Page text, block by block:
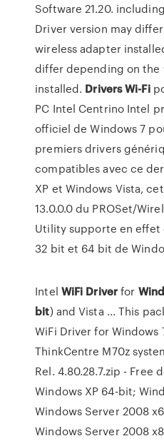
Software 21.20.
Driver version may
wireless adapter
differ depending on the
installed. DriversWi-Fi
PC Intel Centrino Intel
officiel de Windows 7
premiers drivers
compatibles avec ce
XP et Windows Vista,
13.0.0.0 du PROSet/
Utility supporte en effet
32 bit et 64 bit de
Intel WiFi Driverfor
bit) and Vista ... This
WiFi Driver for
ThinkCentre M70z
Rel. 4.80.28.7.zip - Free
Windows XP 64-bit;
Windows Server 2008
Windows Server 2008